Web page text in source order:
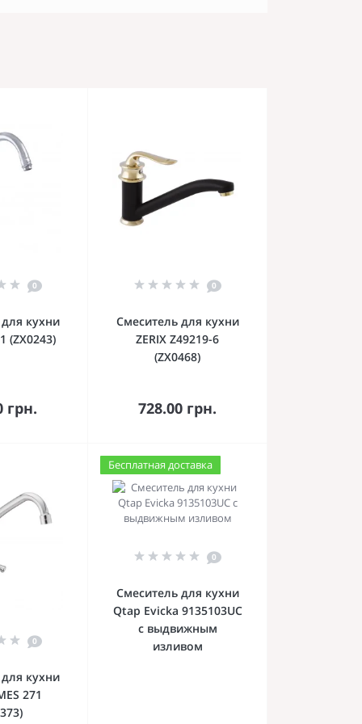
0
кухни
(ZX0243)
грн.
0
Смеситель для кухни
ZERIX Z49219-6
(ZX0468)
728.00 грн.
В корзину
0
кухни
271
Бесплатная доставка
0
Смеситель для кухни
Qtap Evicka 9135103UC
с выдвижным
изливом